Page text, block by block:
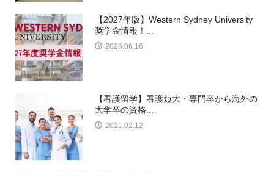
【2027年版】Western Sydney University
奨学金情報！...
2026.06.16
【看護留学】看護短大・専門卒から海外の
大学卒の資格...
2021.02.12